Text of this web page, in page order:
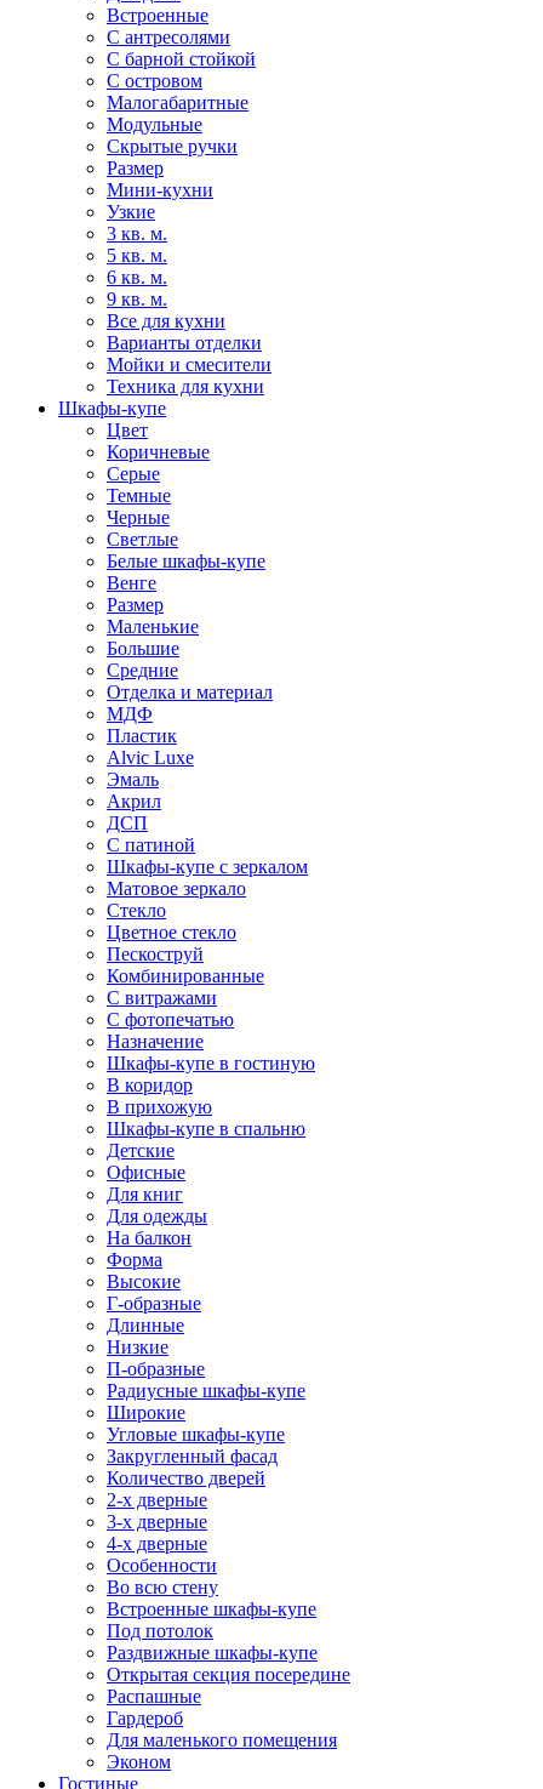
Встроенные
С антресолями
С барной стойкой
С островом
Малогабаритные
Модульные
Скрытые ручки
Размер
Мини-кухни
Узкие
3 кв. м.
5 кв. м.
6 кв. м.
9 кв. м.
Все для кухни
Варианты отделки
Мойки и смесители
Техника для кухни
Шкафы-купе
Цвет
Коричневые
Серые
Темные
Черные
Светлые
Белые шкафы-купе
Венге
Размер
Маленькие
Большие
Средние
Отделка и материал
МДФ
Пластик
Alvic Luxe
Эмаль
Акрил
ДСП
С патиной
Шкафы-купе с зеркалом
Матовое зеркало
Стекло
Цветное стекло
Пескоструй
Комбинированные
С витражами
С фотопечатью
Назначение
Шкафы-купе в гостиную
В коридор
В прихожую
Шкафы-купе в спальню
Детские
Офисные
Для книг
Для одежды
На балкон
Форма
Высокие
Г-образные
Длинные
Низкие
П-образные
Радиусные шкафы-купе
Широкие
Угловые шкафы-купе
Закругленный фасад
Количество дверей
2-х дверные
3-х дверные
4-х дверные
Особенности
Во всю стену
Встроенные шкафы-купе
Под потолок
Раздвижные шкафы-купе
Открытая секция посередине
Распашные
Гардероб
Для маленького помещения
Эконом
Гостиные